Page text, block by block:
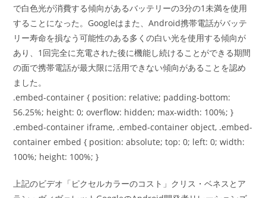
で白色光が消費する傾向があるバッテリーの3分の1未満を使用
することになった。Googleはまた、Android携帯電話がバッテ
リー寿命を損なう可能性のある多くの白い光を使用する傾向が
あり、1回完全に充電された後に機能し続けることができる期間
の面で携帯電話が最大限に活用できない傾向があることを認め
ました。
.embed-container { position: relative; padding-bottom:
56.25%; height: 0; overflow: hidden; max-width: 100%; }
.embed-container iframe, .embed-container object, .embed-
container embed { position: absolute; top: 0; left: 0; width:
100%; height: 100%; }
上記のビデオ「ピクセルカラーのコスト」クリス・ベネスとア